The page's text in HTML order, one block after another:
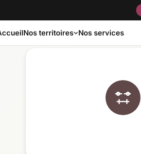
Nos territoires
Capitale-Nationale
Nos services